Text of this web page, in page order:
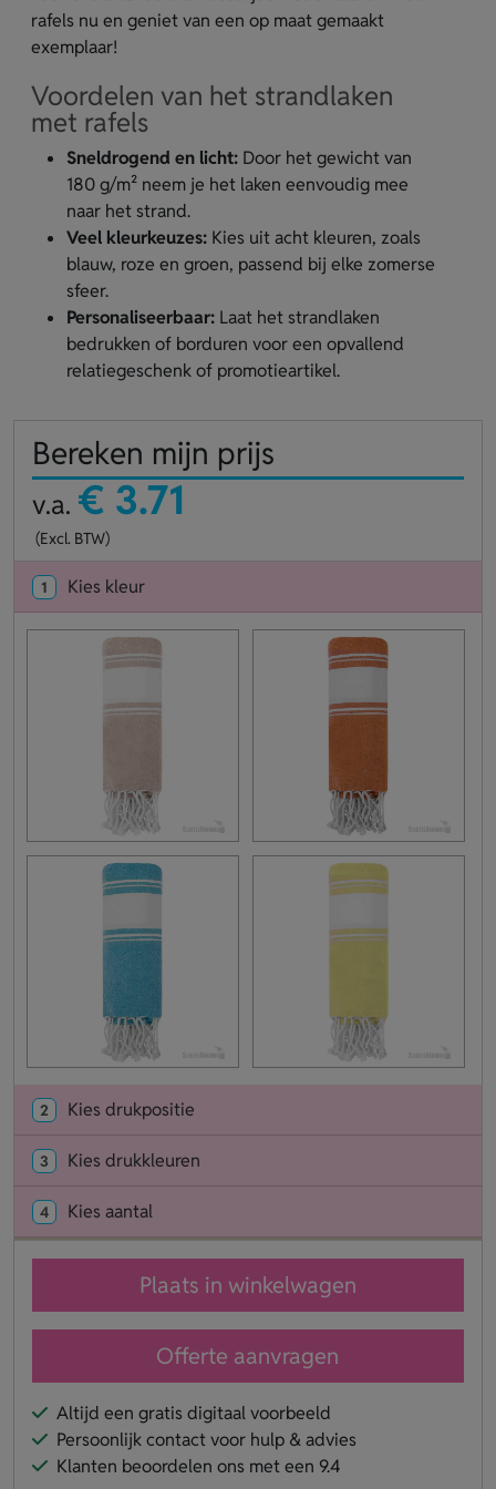
rafels nu en geniet van een op maat gemaakt
exemplaar!
Voordelen van het strandlaken
met rafels
Sneldrogend en licht: Door het gewicht van
180 g/m² neem je het laken eenvoudig mee
naar het strand.
Veel kleurkeuzes: Kies uit acht kleuren, zoals
blauw, roze en groen, passend bij elke zomerse
sfeer.
Personaliseerbaar: Laat het strandlaken
bedrukken of borduren voor een opvallend
relatiegeschenk of promotieartikel.
Bereken mijn prijs
v.a. € 3.71
(Excl. BTW)
1 Kies kleur
2 Kies drukpositie
3 Kies drukkleuren
4 Kies aantal
Plaats in winkelwagen
Offerte aanvragen
Altijd een gratis digitaal voorbeeld
Persoonlijk contact voor hulp & advies
Klanten beoordelen ons met een 9.4